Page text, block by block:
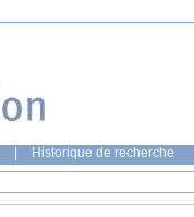
Historique de recherche